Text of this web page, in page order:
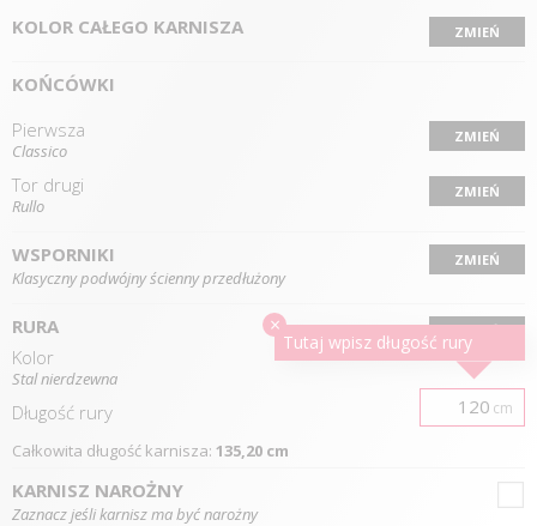
KOLOR CAŁEGO KARNISZA ZMIEŃ
KOŃCÓWKI
Pierwsza
Classico
ZMIEŃ
Tor drugi
Rullo
ZMIEŃ
WSPORNIKI
Klasyczny podwójny ścienny przedłużony
ZMIEŃ
RURA
Kolor
Stal nierdzewna
×
Tutaj wpisz długość rury
Długość rury cm
Całkowita długość karnisza: 135,20 cm
KARNISZ NAROŻNY
Zaznacz jeśli karnisz ma być narożny